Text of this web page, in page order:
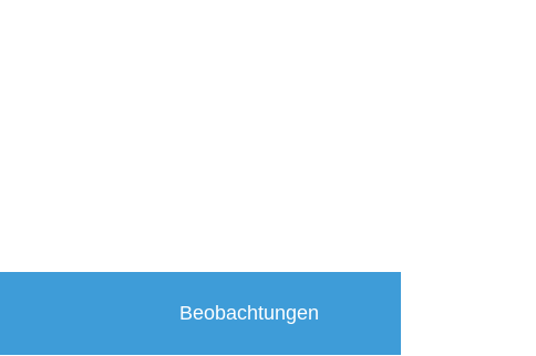
Beobachtungen